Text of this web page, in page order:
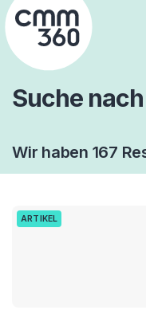
Skip
to
content
Suche nach
Wir haben 167
ARTIKEL